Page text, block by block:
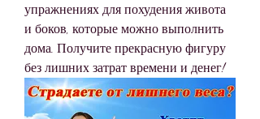
упражнениях для похудения живота
и боков, которые можно выполнить
дома. Получите прекрасную фигуру
без лишних затрат времени и денег!